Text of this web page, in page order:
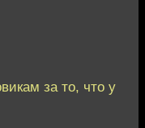
за то, что у